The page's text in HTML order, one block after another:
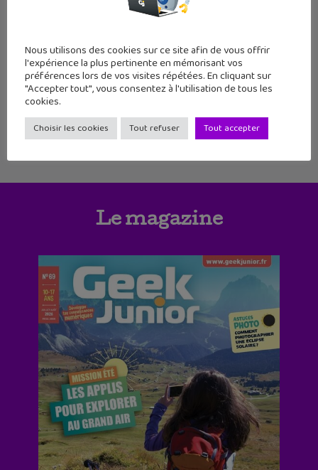
9
19 20 21 22 23 24
Le magazine
Nous utilisons des cookies sur ce site afin de vous offrir
l'expérience la plus pertinente en mémorisant vos
préférences lors de vos visites répétées. En cliquant sur
"Accepter tout", vous consentez à l'utilisation de tous les
cookies.
Choisir les cookies Tout refuser Tout accepter